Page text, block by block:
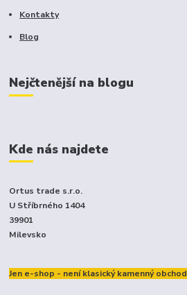
Kontakty
Blog
Nejčtenější na blogu
Kde nás najdete
Ortus trade s.r.o.
U Stříbrného 1404
39901
Milevsko
Jen e-shop - není klasický kamenný obchod